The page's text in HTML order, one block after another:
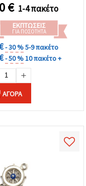
1,5 mm, 2 τεμ.
€ 1-4 πακέτο
ΕΚΠΤΏΣΕΙΣ
ΓΙΑ ΠΟΣΌΤΗΤΑ
- 30 %5-9 πακέτο
- 50 %10 πακέτο +
ΑΓΟΡΆ